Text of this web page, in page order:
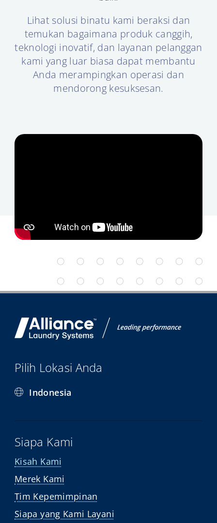
Lihat solusi binatu kami beraksi dan
temukan bagaimana produk canggih,
teknologi inovatif, dan layanan pelanggan
kami yang luar biasa dapat membantu
Anda merampingkan operasi dan
mendorong kesuksesan.
Pilih Lokasi Anda
Indonesia
Siapa Kami
Kisah Kami
Merek Kami
Tim Kepemimpinan
Siapa yang Kami Layani